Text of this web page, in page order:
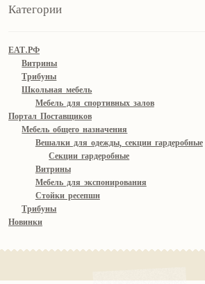
Категории
ЕАТ.РФ
Витрины
Трибуны
Школьная мебель
Мебель для спортивных залов
Портал Поставщиков
Мебель общего назначения
Вешалки для одежды, секции гардеробные
Секции гардеробные
Витрины
Мебель для экспонирования
Стойки ресепшн
Трибуны
Новинки